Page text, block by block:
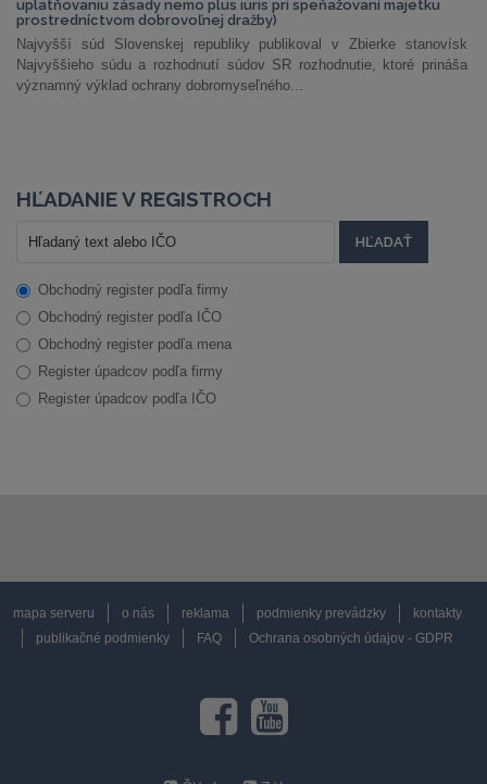
uplatňovaniu zásady nemo plus iuris pri speňažovaní majetku
prostredníctvom dobrovoľnej dražby)
Najvyšší súd Slovenskej republiky publikoval v Zbierke stanovísk
Najvyššieho súdu a rozhodnutí súdov SR rozhodnutie, ktoré prináša
významný výklad ochrany dobromyseľného...
HĽADANIE V REGISTROCH
Obchodný register podľa firmy
Obchodný register podľa IČO
Obchodný register podľa mena
Register úpadcov podľa firmy
Register úpadcov podľa IČO
mapa serveru o nás reklama podmienky prevádzky
kontakty
publikačné podmienky
FAQ Ochrana osobných údajov - GDPR